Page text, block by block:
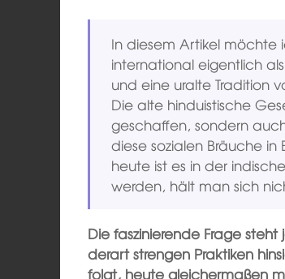
In diesem Artikel
international eigentlich
und eine uralte Tradition
Die alte hinduistische
geschaffen, sondern
diese sozialen Bräuche
heute ist es in der
werden, hält man sich
Die faszinierende Frage
derart strengen Praktiken
folgt, heute gleichermaßen